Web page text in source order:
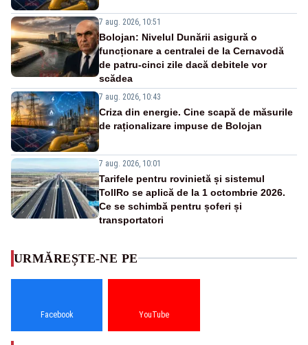
7 aug. 2026, 10:51
Bolojan: Nivelul Dunării asigură o
funcționare a centralei de la Cernavodă
de patru-cinci zile dacă debitele vor
scădea
7 aug. 2026, 10:43
Criza din energie. Cine scapă de măsurile
de raționalizare impuse de Bolojan
7 aug. 2026, 10:01
Tarifele pentru rovinietă și sistemul
TollRo se aplică de la 1 octombrie 2026.
Ce se schimbă pentru șoferi și
transportatori
URMĂREȘTE-NE PE
Facebook YouTube